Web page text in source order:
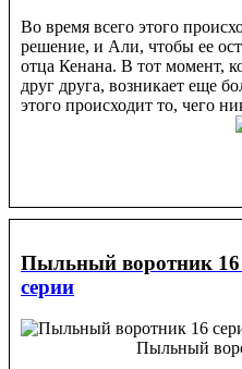
Во время всего этого
решение, и Али, чтобы ее
отца Кенана. В тот момент,
друг друга, возникает еще
этого происходит то, чего
Пыльный воротник 16
серии
Пыльный